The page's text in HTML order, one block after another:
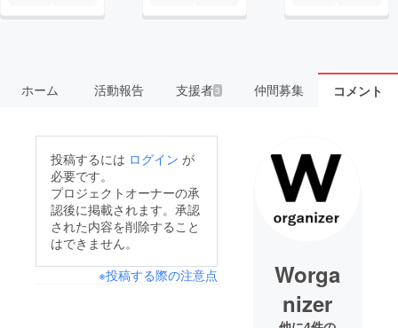
ホーム 活動報告 支援者3 仲間募集 コメント
投稿するには ログイン が
必要です。
プロジェクトオーナーの承
認後に掲載されます。承認
された内容を削除すること
はできません。
※投稿する際の注意点
Worga
nizer